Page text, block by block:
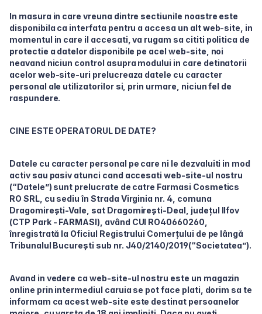
In masura in care vreuna dintre sectiunile noastre este
disponibila ca interfata pentru a accesa un alt web-site, in
momentul in care il accesati, va rugam sa cititi politica de
protectie a datelor disponibile pe acel web-site, noi
neavand niciun control asupra modului in care detinatorii
acelor web-site-uri prelucreaza datele cu caracter
personal ale utilizatorilor si, prin urmare, niciun fel de
raspundere.
CINE ESTE OPERATORUL DE DATE?
Datele cu caracter personal pe care ni le dezvaluiti in mod
activ sau pasiv atunci cand accesati web-site-ul nostru
(“Datele”) sunt prelucrate de catre Farmasi Cosmetics
RO SRL, cu sediu în Strada Virginia nr. 4, comuna
Dragomirești-Vale, sat Dragomirești-Deal, județul Ilfov
(CTP Park - FARMASI), având CUI RO40660260,
înregistrată la Oficiul Registrului Comerțului de pe lângă
Tribunalul București sub nr. J40/2140/2019(“Societatea”).
Avand in vedere ca web-site-ul nostru este un magazin
online prin intermediul caruia se pot face plati, dorim sa te
informam ca acest web-site este destinat persoanelor